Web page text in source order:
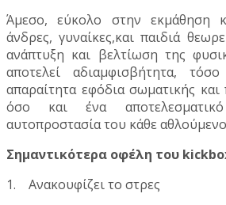
Άμεσο, εύκολο στην εκμάθηση
άνδρες, γυναίκες,και παιδιά
ανάπτυξη και βελτίωση της
αποτελεί αδιαμφισβήτητα,
απαραίτητα εφόδια σωματικής και
όσο και ένα
αυτοπροστασία του κάθε
Σημαντικότερα οφέλη του
1. Ανακουφίζει το στρες